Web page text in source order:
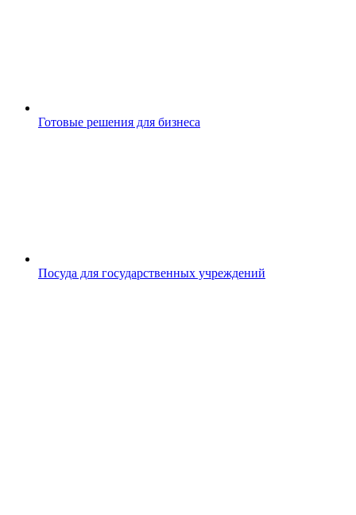
Готовые решения для бизнеса
Посуда для государственных учреждений